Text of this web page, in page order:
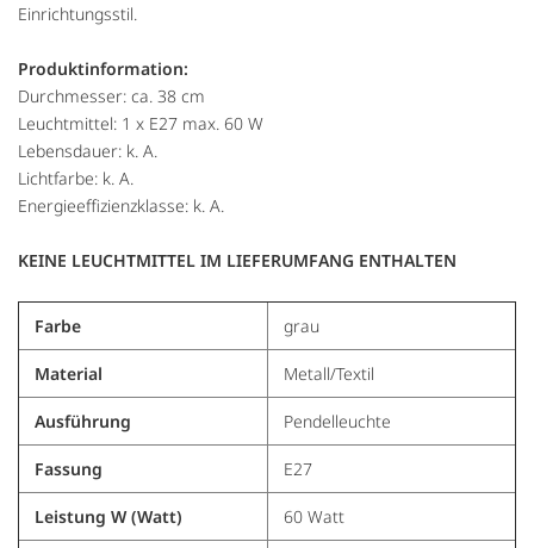
Einrichtungsstil.
Produktinformation:
Durchmesser: ca. 38 cm
Leuchtmittel: 1 x E27 max. 60 W
Lebensdauer: k. A.
Lichtfarbe: k. A.
Energieeffizienzklasse: k. A.
KEINE LEUCHTMITTEL IM LIEFERUMFANG ENTHALTEN
Farbe grau
Material Metall/Textil
Ausführung Pendelleuchte
Fassung E27
Leistung W (Watt) 60 Watt